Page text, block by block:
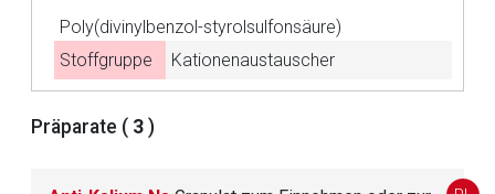
Poly(divinylbenzol-styrolsulfonsäure)
Stoffgruppe
Kationenaustauscher
Präparate ( 3 )
Der von Ihnen aufgerufene Link öffnet eine externe Web-
Seite. Für die Inhalte der externen Web-Seite ist deren
Datenschutzbestimmungen.